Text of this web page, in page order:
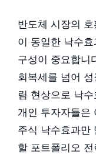
반도체 시장의
이 동일한 낙수
구성이 중요합니
회복세를 넘어
림 현상으로 낙
개인 투자자들은
주식 낙수효과만
할 포트폴리오